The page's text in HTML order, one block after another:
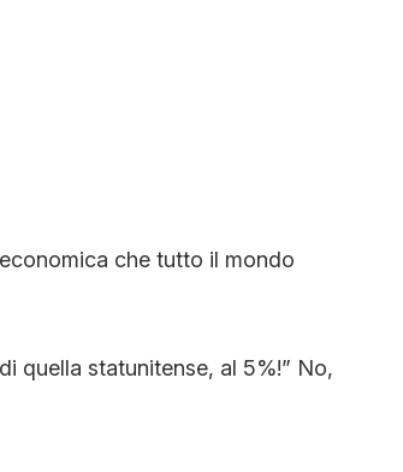
che tutto il mondo
quella statunitense, al 5%!” No,